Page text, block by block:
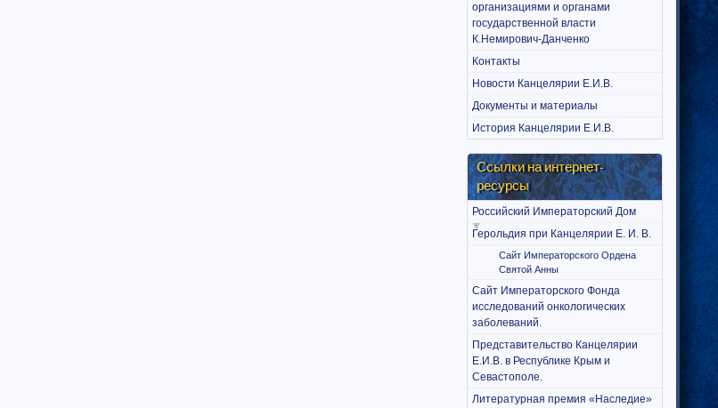
организациями и органами
государственной власти
К.Немирович-Данченко
Контакты
Новости Канцелярии Е.И.В.
Документы и материалы
История Канцелярии Е.И.В.
Ссылки на интернет-
ресурсы
Российский Императорский Дом
Герольдия при Канцелярии Е. И. В.
Сайт Императорского Ордена
Святой Анны
Сайт Императорского Фонда
исследований онкологических
заболеваний.
Представительство Канцелярии
Е.И.В. в Республике Крым и
Севастополе.
Литературная премия «Наследие»